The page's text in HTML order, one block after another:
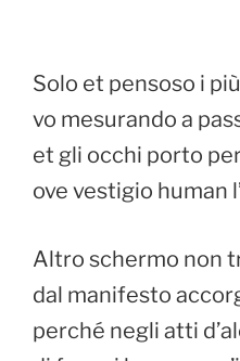
Solo et pensoso i
vo mesurando a
et gli occhi porto
ove vestigio human
Altro schermo non
dal manifesto
perché negli atti